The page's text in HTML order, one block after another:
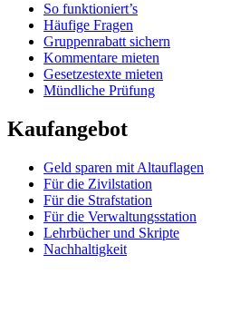
So funktioniert’s
Häufige Fragen
Gruppenrabatt sichern
Kommentare mieten
Gesetzestexte mieten
Mündliche Prüfung
Kaufangebot
Geld sparen mit Altauflagen
Für die Zivilstation
Für die Strafstation
Für die Verwaltungsstation
Lehrbücher und Skripte
Nachhaltigkeit